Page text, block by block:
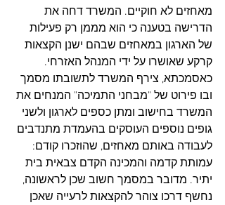
מאחזים לא חוקיים. המשרד דחה את
הדרישה בטענה כי הוא מממן רק פעילות
של הארגון במאחזים שבהם ישנן הקצאות
קרקע שאושרו על ידי המנהל האזרחי.
כאסמכתא, צירף המשרד לתשובתו מסמך
ובו פירוט של "מבחני התמיכה" המנחים את
המשרד בחישוב ומתן כספים לארגון ולשני
גופים נוספים העוסקים בהעמדת מתנדבים
לעבודה באותם מאחזים, שהוזכרו קודם:
עמותת קדמה והמכינה הקדם צבאית בית
יתיר. מדובר במסמך חשוב שכן לראשונה,
נחשף דרכו צוהר להקצאות לרעייה שאכן